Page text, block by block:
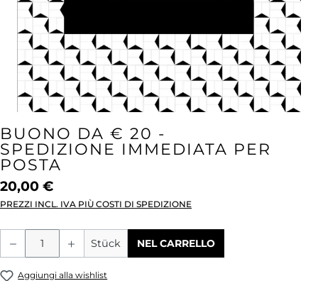
BUONO DA € 20 -
SPEDIZIONE IMMEDIATA PER
POSTA
20,00 €
PREZZI INCL. IVA PIÙ COSTI DI SPEDIZIONE
Quantità del prodotto: inserisci la
Stück NEL CARRELLO
Aggiungi alla wishlist